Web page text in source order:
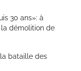
30 ans»: à
la démolition de
bataille des